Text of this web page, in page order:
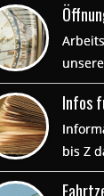
Infos
bis Z